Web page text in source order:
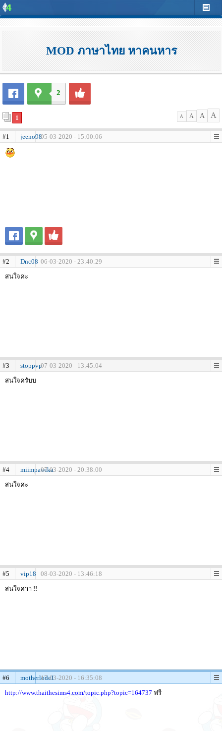
MOD ภาษาไทย หาคนหาร
2
1 A A A A
#1 jeeno9805-03-2020 - 15:00:06
#2 Dnc08 06-03-2020 - 23:40:29
สนใจค่ะ
#3 stoppvp07-03-2020 - 13:45:04
สนใจครับบ
#4 miimpawika07-03-2020 - 20:38:00
สนใจค่ะ
#5 vip18
08-03-2020 - 13:46:18
สนใจค่าา !!
#6 motherlode117-03-2020 - 16:35:08
http://www.thaithesims4.com/topic.php?topic=164737 ฟรี